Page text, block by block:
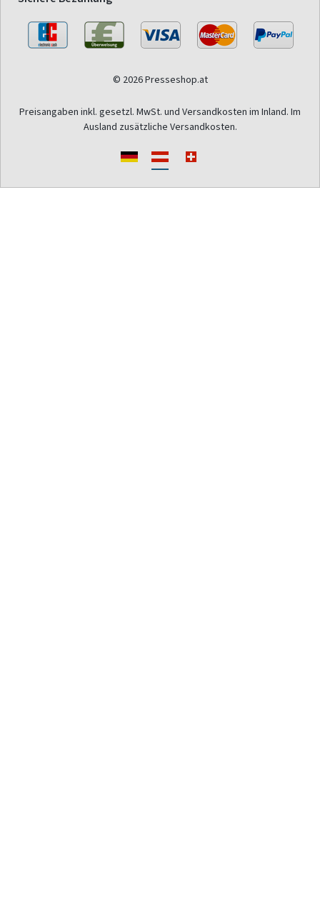
© 2026 Presseshop.at
Preisangaben inkl. gesetzl. MwSt. und Versandkosten im Inland. Im
Ausland zusätzliche Versandkosten.